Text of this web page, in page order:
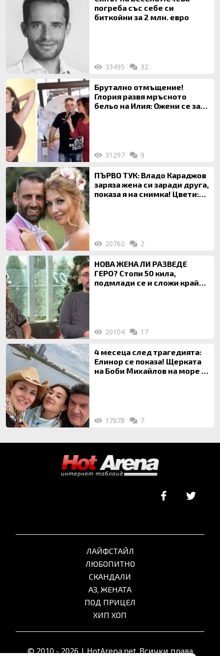
погреба със себе си
биткойни за 2 млн. евро
33495 32
Брутално отмъщение!
Глория развя мръсното
бельо на Илия: Ожени се за
31297 9
ПЪРВО ТУК: Владо Караджов
заряза жена си заради друга,
показа я на снимка! Цвети:
20762 2
НОВА ЖЕНА ЛИ РАЗВЕДЕ
ГЕРО? Стопи 50 кила,
подмлади се и сложи край
20104 17
4 месеца след трагедията:
Елинор се показа! Щерката
на Боби Михайлов на море с
17878 7
ЛАЙФСТАЙЛ
ЛЮБОПИТНО
СКАНДАЛИ
АЗ, ЖЕНАТА
ПОД ПРИЦЕЛ
ХИП ХОП
© 2010 - 2026 | HotArena.net. Всички права